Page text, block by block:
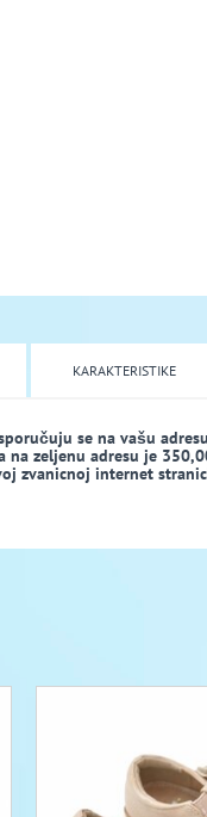
KARAKTERISTIKE
se na vašu
zeljenu adresu je
zvanicnoj internet